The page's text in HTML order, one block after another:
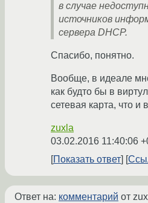
в случае
источников
сервера DHCP.
Спасибо, понятно.
Вообще, в идеале
как будто бы в
сетевая карта, что и
zuxla
03.02.2016 11:40:06
Показать ответ
Ответ на: комментарий от